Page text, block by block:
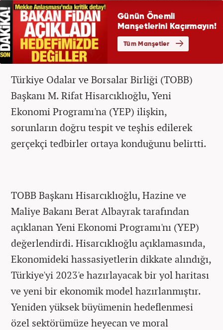
Türkiye Odalar ve Borsalar Birliği (TOBB)
Başkanı M. Rifat Hisarcıklıoğlu, Yeni
Ekonomi Programı'na (YEP) ilişkin,
sorunların doğru tespit ve teşhis edilerek
gerçekçi tedbirler ortaya konduğunu belirtti.
TOBB Başkanı Hisarcıklıoğlu, Hazine ve
Maliye Bakanı Berat Albayrak tarafından
açıklanan Yeni Ekonomi Programı'nı (YEP)
değerlendirdi. Hisarcıklıoğlu açıklamasında,
Ekonomideki hassasiyetlerin dikkate alındığı,
Türkiye'yi 2023'e hazırlayacak bir yol haritası
ve yeni bir ekonomik model hazırlanmıştır.
Yeniden yüksek büyümenin hedeflenmesi
özel sektörümüze heyecan ve moral